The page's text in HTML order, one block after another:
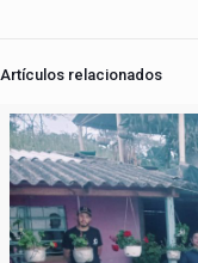
Artículos relacionados